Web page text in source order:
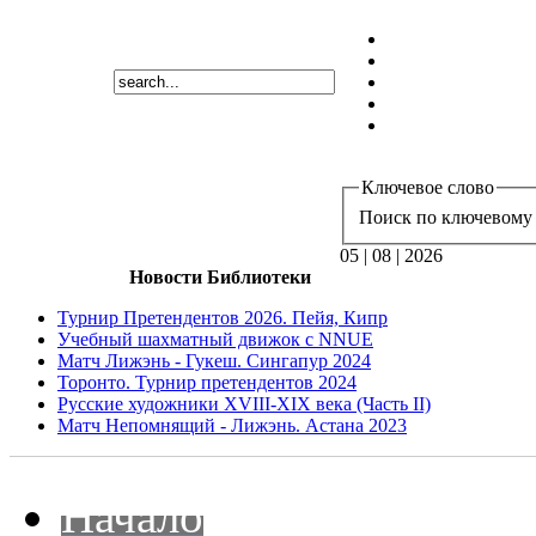
Ключевое слово
Поиск по ключевому
05 | 08 | 2026
Новости Библиотеки
Турнир Претендентов 2026. Пейя, Кипр
Учебный шахматный движок с NNUE
Матч Лижэнь - Гукеш. Сингапур 2024
Торонто. Турнир претендентов 2024
Русские художники XVIII-XIX века (Часть II)
Матч Непомнящий - Лижэнь. Астана 2023
Начало